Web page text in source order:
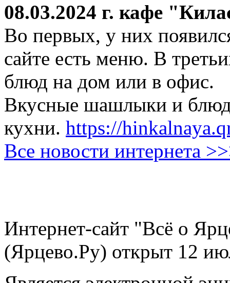
08.03.2024 г. кафе
Во первых, у них
сайте есть меню. В
блюд на дом или в офис.
Вкусные шашлыки и
кухни. https://
Все новости интернета
Интернет-сайт "Всё о
(Ярцево.Ру) открыт 12